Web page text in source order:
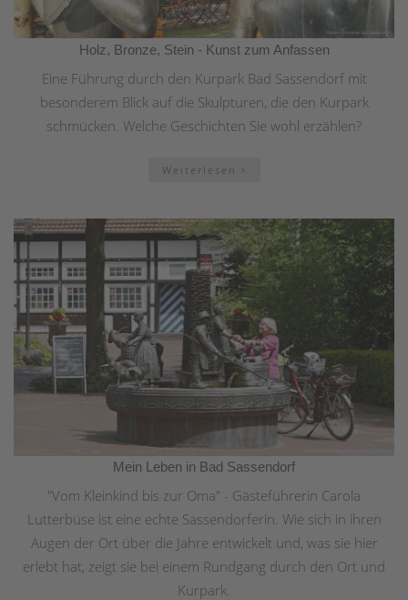
Holz, Bronze, Stein - Kunst zum Anfassen
Eine Führung durch den Kurpark Bad Sassendorf mit
besonderem Blick auf die Skulpturen, die den Kurpark
schmücken. Welche Geschichten Sie wohl erzählen?
Weiterlesen
Mein Leben in Bad Sassendorf
"Vom Kleinkind bis zur Oma" - Gästeführerin Carola
Lutterbüse ist eine echte Sassendorferin. Wie sich in ihren
Augen der Ort über die Jahre entwickelt und, was sie hier
erlebt hat, zeigt sie bei einem Rundgang durch den Ort und
Kurpark.